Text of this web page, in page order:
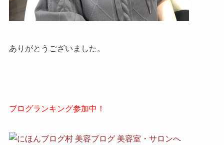
ありがとうございました。
ブログランキング参加中！